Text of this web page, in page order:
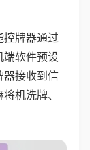
控牌器通过
端软件预设
器接收到信
机洗牌、